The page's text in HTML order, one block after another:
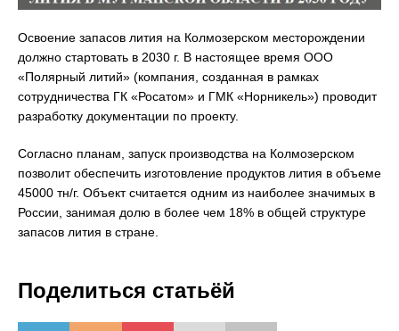
Освоение запасов лития на Колмозерском месторождении
должно стартовать в 2030 г. В настоящее время ООО
«Полярный литий» (компания, созданная в рамках
сотрудничества ГК «Росатом» и ГМК «Норникель») проводит
разработку документации по проекту.
Согласно планам, запуск производства на Колмозерском
позволит обеспечить изготовление продуктов лития в объеме
45000 тн/г. Объект считается одним из наиболее значимых в
России, занимая долю в более чем 18% в общей структуре
запасов лития в стране.
Поделиться статьёй